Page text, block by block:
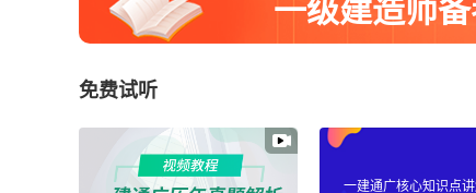
一级建造师
免费试听
一建通广核心知识点